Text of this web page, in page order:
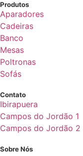
Produtos
Aparadores
Cadeiras
Banco
Mesas
Poltronas
Sofás
Contato
Ibirapuera
Campos do Jordão 1
Campos do Jordão 2
Sobre Nós